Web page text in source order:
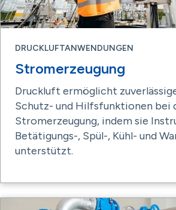
DRUCKLUFTANWENDUNGEN
Stromerzeugung
Druckluft ermöglicht
Schutz- und Hilfsfunktionen bei
Stromerzeugung, indem sie
Betätigungs-, Spül-, Kühl- und
unterstützt.